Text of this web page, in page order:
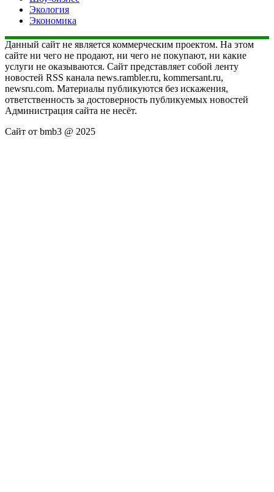
Экология
Экономика
Данный сайт не является коммерческим проектом. На этом
сайте ни чего не продают, ни чего не покупают, ни какие
услуги не оказываются. Сайт представляет собой ленту
новостей RSS канала news.rambler.ru, kommersant.ru,
newsru.com. Материалы публикуются без искажения,
ответственность за достоверность публикуемых новостей
Администрация сайта не несёт.
Сайт от bmb3 @ 2025